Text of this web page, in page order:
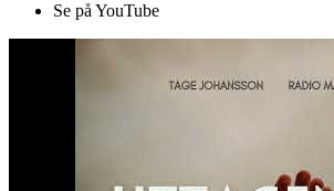
Se på YouTube